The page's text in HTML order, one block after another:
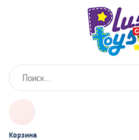
Корзина